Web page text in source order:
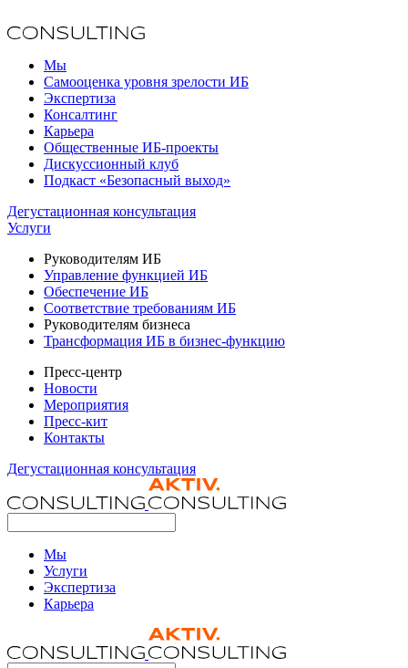
Мы
Самооценка уровня зрелости ИБ
Экспертиза
Консалтинг
Карьера
Общественные ИБ-проекты
Дискуссионный клуб
Подкаст «Безопасный выход»
Дегустационная консультация
Услуги
Руководителям ИБ
Управление функцией ИБ
Обеспечение ИБ
Соответствие требованиям ИБ
Руководителям бизнеса
Трансформация ИБ в бизнес-функцию
Пресс-центр
Новости
Мероприятия
Пресс-кит
Контакты
Дегустационная консультация
Мы
Услуги
Экспертиза
Карьера